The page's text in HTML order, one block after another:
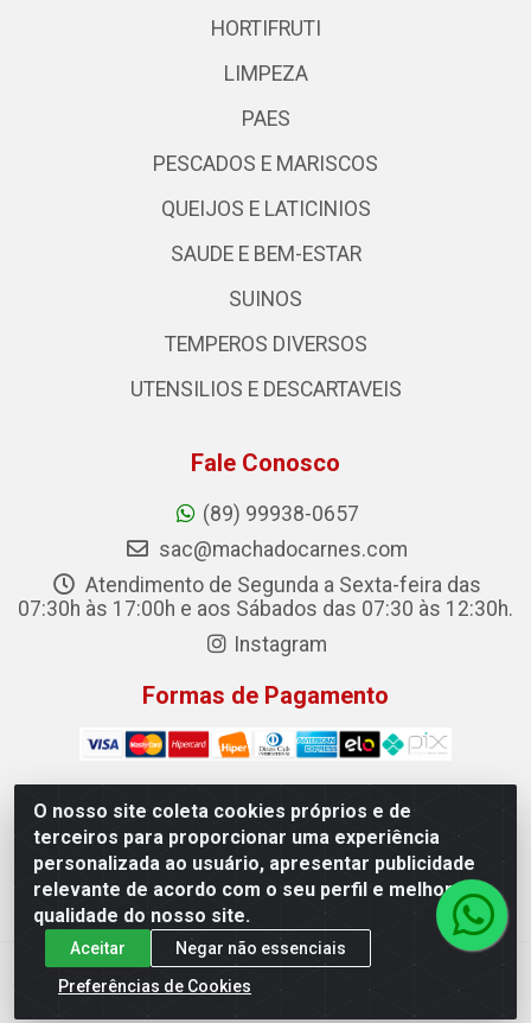
O nosso site coleta cookies próprios e de
terceiros para proporcionar uma experiência
personalizada ao usuário, apresentar publicidade
relevante de acordo com o seu perfil e melhorar a
qualidade do nosso site.
Aceitar
Negar não essenciais
Preferências de Cookies
HORTIFRUTI
LIMPEZA
PAES
PESCADOS E MARISCOS
QUEIJOS E LATICINIOS
SAUDE E BEM-ESTAR
SUINOS
TEMPEROS DIVERSOS
UTENSILIOS E DESCARTAVEIS
Fale Conosco
(89) 99938-0657
sac@machadocarnes.com
Atendimento de Segunda a Sexta-feira das
07:30h às 17:00h e aos Sábados das 07:30 às 12:30h.
Instagram
Formas de Pagamento
Machado Carnes Distribuidora de Alimentos LTDA -
Logradouro: Avenida Candido Aleixo, 148 - Centro - Oeiras/PI
- CEP 64.500-000 - 31.391.008/0001-50